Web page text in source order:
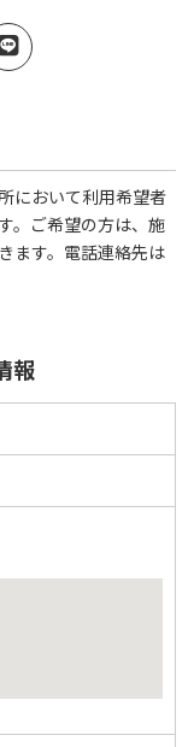
において利用希望者
。ご希望の方は、施
ます。電話連絡先は
報